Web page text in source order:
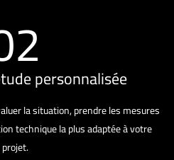
personnalisée
la situation, prendre les mesures
technique la plus adaptée à votre
projet.